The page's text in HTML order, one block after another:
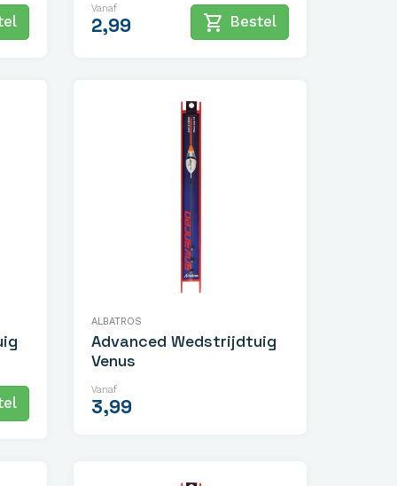
Vanaf
2,99 shopping_cart Bestel
ALBATROS
Advanced Wedstrijdtuig
Venus
Vanaf
3,99